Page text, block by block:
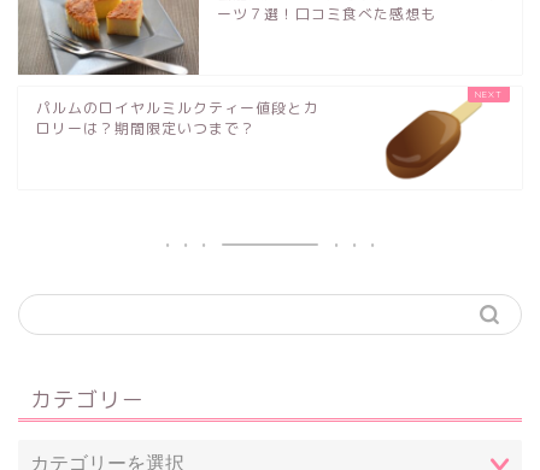
ーツ７選！口コミ食べた感想も
パルムのロイヤルミルクティー値段とカ
ロリーは？期間限定いつまで？
カテゴリー